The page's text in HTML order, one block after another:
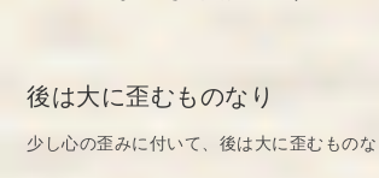
後は大に歪むものなり
少し心の歪みに付いて、後は大に歪むもの